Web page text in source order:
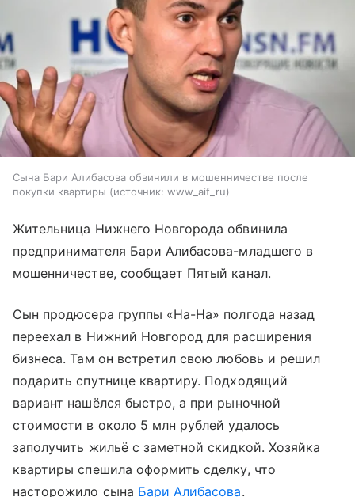
Сына Бари Алибасова обвинили в мошенничестве после
покупки квартиры
источник: www_aif_ru
Жительница Нижнего Новгорода обвинила
предпринимателя Бари Алибасова-младшего в
мошенничестве, сообщает Пятый канал.
Сын продюсера группы «На-На» полгода назад
переехал в Нижний Новгород для расширения
бизнеса. Там он встретил свою любовь и решил
подарить спутнице квартиру. Подходящий
вариант нашёлся быстро, а при рыночной
стоимости в около 5 млн рублей удалось
заполучить жильё с заметной скидкой. Хозяйка
квартиры спешила оформить сделку, что
насторожило сына Бари Алибасова.